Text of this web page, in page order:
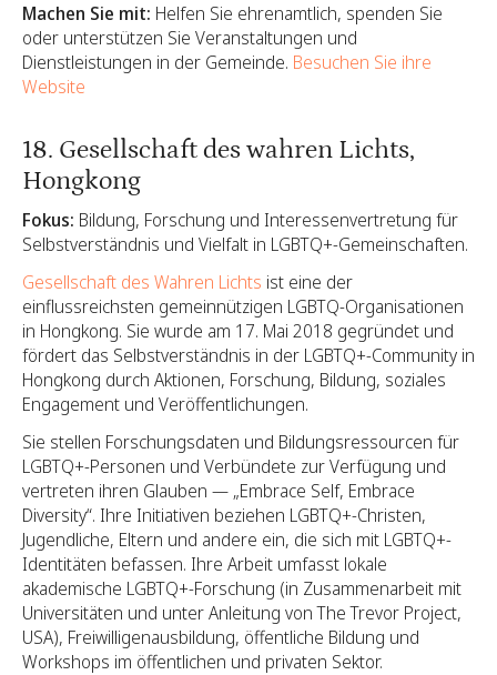
Machen Sie mit: Helfen Sie ehrenamtlich, spenden Sie
oder unterstützen Sie Veranstaltungen und
Dienstleistungen in der Gemeinde. Besuchen Sie ihre
Website
18. Gesellschaft des wahren Lichts,
Hongkong
Fokus: Bildung, Forschung und Interessenvertretung für
Selbstverständnis und Vielfalt in LGBTQ+-Gemeinschaften.
Gesellschaft des Wahren Lichts ist eine der
einflussreichsten gemeinnützigen LGBTQ-Organisationen
in Hongkong. Sie wurde am 17. Mai 2018 gegründet und
fördert das Selbstverständnis in der LGBTQ+-Community in
Hongkong durch Aktionen, Forschung, Bildung, soziales
Engagement und Veröffentlichungen.
Sie stellen Forschungsdaten und Bildungsressourcen für
LGBTQ+-Personen und Verbündete zur Verfügung und
vertreten ihren Glauben — „Embrace Self, Embrace
Diversity“. Ihre Initiativen beziehen LGBTQ+-Christen,
Jugendliche, Eltern und andere ein, die sich mit LGBTQ+-
Identitäten befassen. Ihre Arbeit umfasst lokale
akademische LGBTQ+-Forschung (in Zusammenarbeit mit
Universitäten und unter Anleitung von The Trevor Project,
USA), Freiwilligenausbildung, öffentliche Bildung und
Workshops im öffentlichen und privaten Sektor.